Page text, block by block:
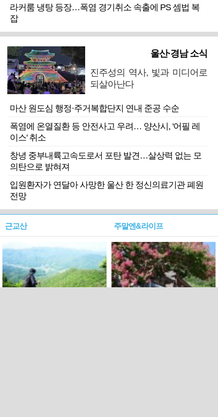
라커룸 냉탕 등장…폭염 경기취소 속출에 PS 셈법 복
잡
울산·경남 소식
진주성의 역사, 빛과 미디어로
되살아난다
마산 원도심 행정·주거복합단지 연내 준공 수순
폭염에 온열질환 등 안전사고 우려… 양산시, '어필 레
이스' 취소
창녕 중부내륙고속도로서 포탄 발견…살상력 없는 모
의탄으로 밝혀져
입원환자가 연달아 사망한 울산 한 정신의료기관 폐원
전망
근교산 주말엔&라이프